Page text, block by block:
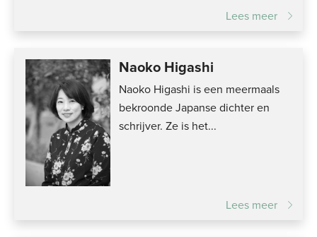
Lees meer
Naoko Higashi
Naoko Higashi is een meermaals
bekroonde Japanse dichter en
schrijver. Ze is het...
Lees meer